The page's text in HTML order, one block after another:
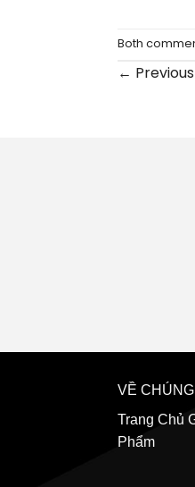
Both
← Previous
VỀ CHÚNG
Trang Chủ
Phẩm